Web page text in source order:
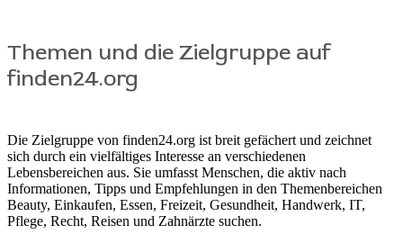
Themen und die Zielgruppe auf
finden24.org
Die Zielgruppe von finden24.org ist breit gefächert und zeichnet
sich durch ein vielfältiges Interesse an verschiedenen
Lebensbereichen aus. Sie umfasst Menschen, die aktiv nach
Informationen, Tipps und Empfehlungen in den Themenbereichen
Beauty, Einkaufen, Essen, Freizeit, Gesundheit, Handwerk, IT,
Pflege, Recht, Reisen und Zahnärzte suchen.